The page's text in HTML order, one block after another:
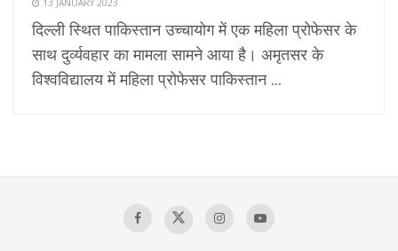
13 JANUARY 2023
दिल्ली स्थित पाकिस्तान उच्चायोग में एक महिला प्रोफेसर के
साथ दुर्व्यवहार का मामला सामने आया है। अमृतसर के
विश्वविद्यालय में महिला प्रोफेसर पाकिस्तान ...